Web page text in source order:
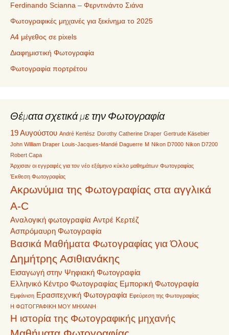
Ferdinando Scianna – Φερντινάντο Σιάνα
Φωτογραφικές μηχανές για ξεκίνημα το 2025
Α4 μέγεθος σε pixels
Διαφημιστική Φωτογραφία
Φωτογραφία πορτρέτου
Θέματα σχετικά με την Φωτογραφία
19 Αυγούστου André Kertész Dorothy Catherine Draper Gertrude Käsebier
John William Draper Louis-Jacques-Mandé Daguerre M Nikon D7000 Nikon D7200
Robert Capa
Άρχισαν οι εγγραφές για τον νέο εξάμηνο κύκλο μαθημάτων Φωτογραφίας
Έκθεση Φωτογραφίας
Ακρωνύμια της Φωτογραφίας στα αγγλικά
A-C
Αναλογική φωτογραφία Αντρέ Κερτέζ
Ασπρόμαυρη Φωτογραφία
Βασικά Μαθήματα Φωτογραφίας για Όλους
Δημήτρης Ασιθιανάκης
Εισαγωγή στην Ψηφιακή Φωτογραφία
Ελληνικό Κέντρο Φωτογραφίας Εμπορική Φωτογραφία
Εμφάνιση Ερασιτεχνική Φωτογραφία Εφεύρεση της Φωτογραφίας
Η ΦΩΤΟΓΡΑΦΙΚΗ ΜΟΥ ΜΗΧΑΝΗ
Η ιστορία της Φωτογραφικής μηχανής